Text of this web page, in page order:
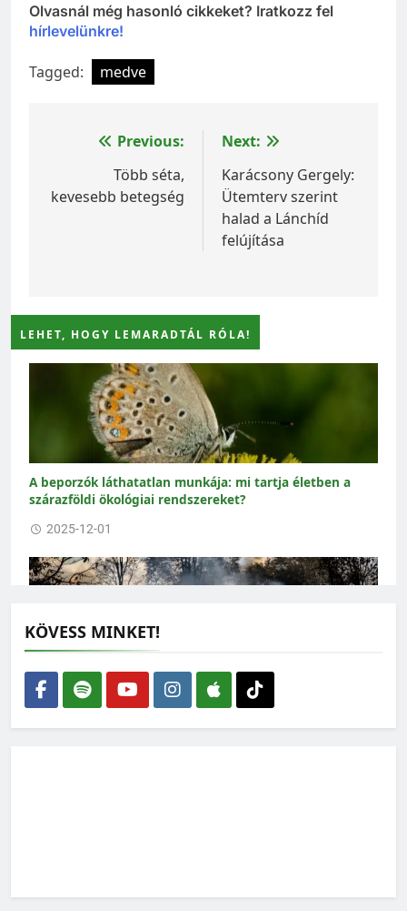
Olvasnál még hasonló cikkeket? Iratkozz fel
hírlevelünkre!
Tagged: medve
Bejegyzés
navigáció
Previous:
Több séta,
kevesebb betegség
Next:
Karácsony Gergely:
Ütemterv szerint
halad a Lánchíd
felújítása
LEHET, HOGY LEMARADTÁL RÓLA!
A beporzók láthatatlan munkája: mi tartja életben a
szárazföldi ökológiai rendszereket?
2025-12-01
Száraz és lángoló nyár – Már 60 millió négyzetméternyi
terület leégett
KÖVESS MINKET!